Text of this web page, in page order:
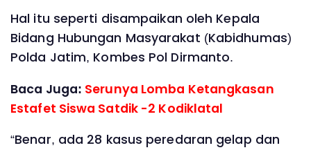
Hal itu seperti disampaikan oleh Kepala
Bidang Hubungan Masyarakat (Kabidhumas)
Polda Jatim, Kombes Pol Dirmanto.
Baca Juga: Serunya Lomba Ketangkasan
Estafet Siswa Satdik -2 Kodiklatal
“Benar, ada 28 kasus peredaran gelap dan